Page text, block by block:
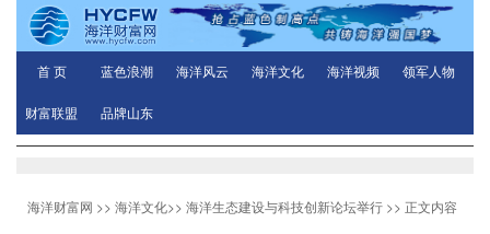
首 页 蓝色浪潮 海洋风云 海洋文化 海洋视频 领军人物
财富联盟 品牌山东
海洋财富网 >> 海洋文化>> 海洋生态建设与科技创新论坛举行 >> 正文内容